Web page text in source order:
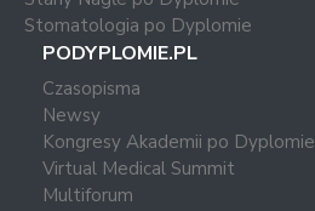
Stomatologia po Dyplomie
PODYPLOMIE.PL
Czasopisma
Newsy
Kongresy Akademii po Dyplomie
Virtual Medical Summit
Multiforum